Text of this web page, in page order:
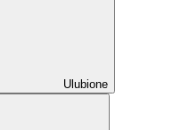
Ulubione